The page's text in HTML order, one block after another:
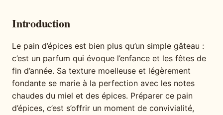
Introduction
Le pain d’épices est bien plus qu’un simple gâteau :
c’est un parfum qui évoque l’enfance et les fêtes de
fin d’année. Sa texture moelleuse et légèrement
fondante se marie à la perfection avec les notes
chaudes du miel et des épices. Préparer ce pain
d’épices, c’est s’offrir un moment de convivialité,